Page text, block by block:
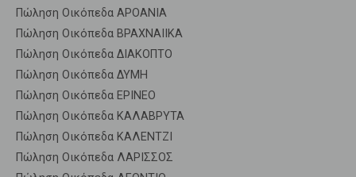
Πώληση Οικόπεδα ΑΡΟΑΝΙΑ
Πώληση Οικόπεδα ΒΡΑΧΝΑΙΙΚΑ
Πώληση Οικόπεδα ΔΙΑΚΟΠΤΟ
Πώληση Οικόπεδα ΔΥΜΗ
Πώληση Οικόπεδα ΕΡΙΝΕΟ
Πώληση Οικόπεδα ΚΑΛΑΒΡΥΤΑ
Πώληση Οικόπεδα ΚΑΛΕΝΤΖΙ
Πώληση Οικόπεδα ΛΑΡΙΣΣΟΣ